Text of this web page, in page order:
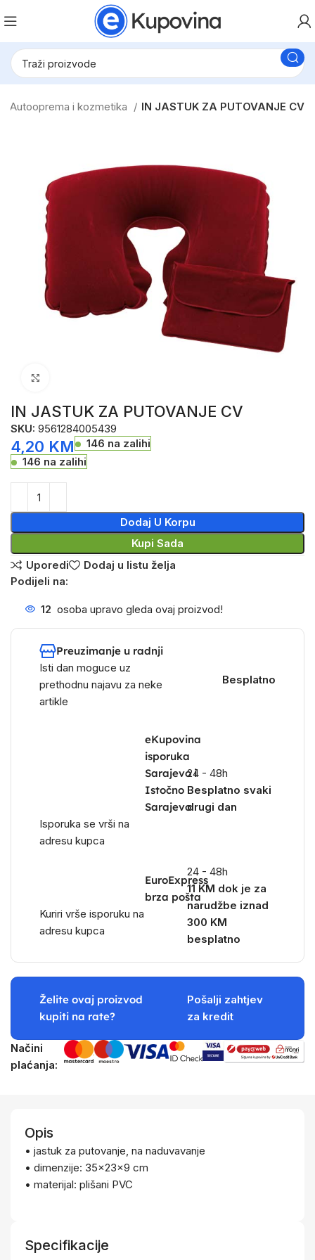
Autooprema i kozmetika IN JASTUK ZA PUTOVANJE CV
IN JASTUK ZA PUTOVANJE CV
SKU:9561284005439
4,20 KM
146 na zalihi
146 na zalihi
Dodaj U Korpu
Kupi Sada
Uporedi
Dodaj u listu želja
Podijeli na:
12 osoba upravo gleda ovaj proizvod!
Preuzimanje u radnji
Isti dan moguce uz
prethodnu najavu za neke
artikle
Besplatno
eKupovina
isporuka
Sarajevo i
Istočno
Sarajevo
Isporuka se vrši na
adresu kupca
24 - 48h
Besplatno svaki
drugi dan
EuroExpress
brza pošta
Kuriri vrše isporuku na
adresu kupca
24 - 48h
11 KM dok je za
narudžbe iznad
300 KM
besplatno
Želite ovaj proizvod
kupiti na rate?
Pošalji zahtjev
za kredit
Načini
plaćanja:
Opis
• jastuk za putovanje, na naduvavanje
• dimenzije: 35x23x9 cm
• materijal: plišani PVC
Specifikacije